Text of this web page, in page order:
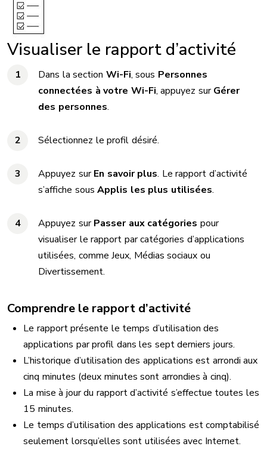
Visualiser le rapport d’activité
Dans la section Wi-Fi, sous Personnes
connectées à votre Wi-Fi, appuyez surGérer
des personnes.
Sélectionnez le profil désiré.
Appuyez surEn savoir plus. Le rapport d’activité
s’affiche sous Applis les plus utilisées.
Appuyez surPasser aux catégories pour
visualiser le rapport par catégories d’applications
utilisées, comme Jeux, Médias sociaux ou
Divertissement.
Comprendre le rapport d’activité
Le rapport présente le temps d’utilisation des
applications par profil dans les sept derniers jours.
L’historique d’utilisation des applications est arrondi aux
cinq minutes (deux minutes sont arrondies à cinq).
La mise à jour du rapport d’activité s’effectue toutes les
15 minutes.
Le temps d’utilisation des applications est comptabilisé
seulement lorsqu’elles sont utilisées avec Internet.